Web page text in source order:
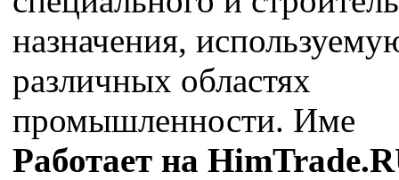
назначения,
различных областях
промышленности. Име
Работает на